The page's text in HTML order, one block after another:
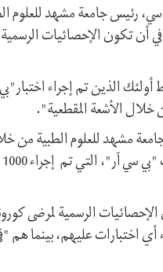
رئيس جامعة مشهد للعلوم
أن تكون الإحصائيات
الأشعة المقطعية".
بمرض كورونا في جامعة مشهد للعلوم
أيضًا إن الإحصائيات الرسمية لمرضى
عليهم، بينما هم